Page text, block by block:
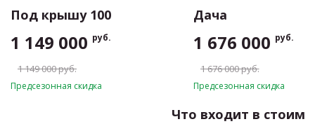
Под крышу 100
1 149 000 руб.
1 149 000 руб.
Предсезонная скидка
Дача
1 676 000 руб.
1 676 000 руб.
Предсезонная скидка
Что входит в